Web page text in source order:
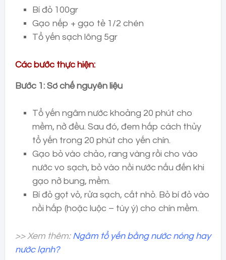
Bí đỏ 100gr
Gạo nếp + gạo tẻ 1/2 chén
Tổ yến sạch lông 5gr
Các bước thực hiện:
Bước 1: Sơ chế nguyên liệu
Tổ yến ngâm nước khoảng 20 phút cho
mềm, nở đều. Sau đó, đem hấp cách thủy
tổ yến trong 20 phút cho yến chín.
Gạo bỏ vào chảo, rang vàng rồi cho vào
nước vo sạch, bỏ vào nồi nước nấu đến khi
gạo nở bung, mềm.
Bí đỏ gọt vỏ, rửa sạch, cắt nhỏ. Bỏ bí đỏ vào
nồi hấp (hoặc luộc – tùy ý) cho chín mềm.
>> Xem thêm: Ngâm tổ yến bằng nước nóng hay
nước lạnh?